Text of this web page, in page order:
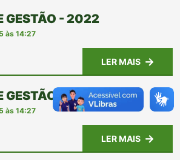
GESTÃO - 2022
às 14:27
LER MAIS
GESTÃO - 2021
às 14:27
LER MAIS